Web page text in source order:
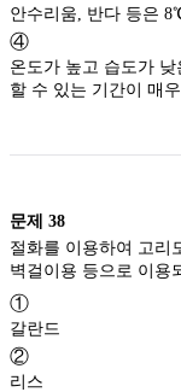
안수리움, 반다 등은
④
온도가 높고 습도가
할 수 있는 기간이 매
문제 38
절화를 이용하여 고리
①
갈란드
②
리스